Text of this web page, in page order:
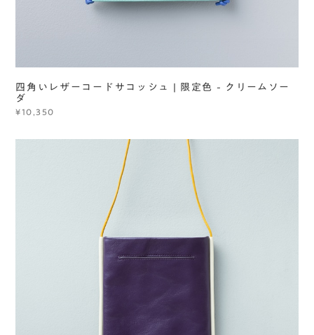
四角いレザーコードサコッシュ | 限定色 - クリームソー
ダ
¥10,350